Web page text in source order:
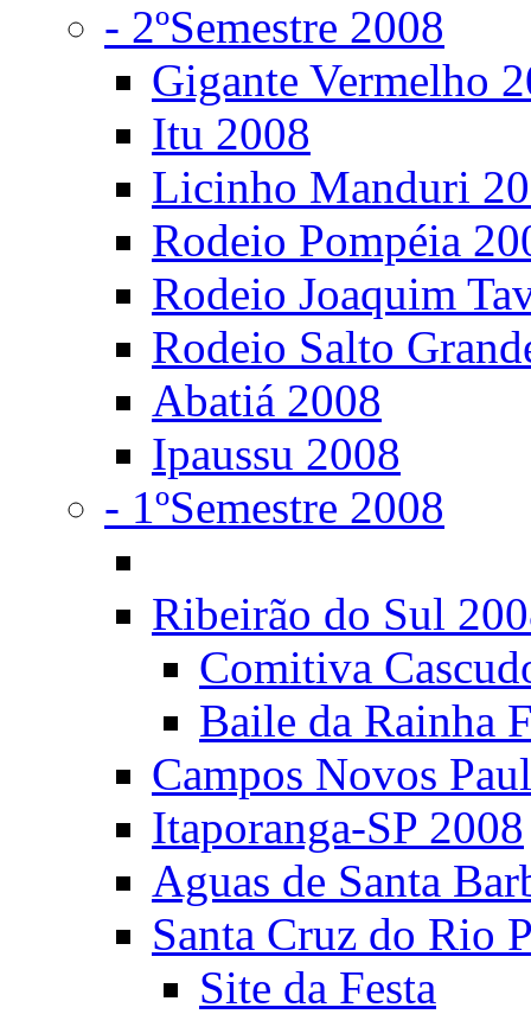
- 2ºSemestre 2008
Gigante Vermelho
Itu 2008
Licinho Manduri
Rodeio Pompéia
Rodeio Joaquim
Rodeio Salto
Abatiá 2008
Ipaussu 2008
- 1ºSemestre 2008
Ribeirão do Sul
Comitiva
Baile da Rainha
Campos Novos
Itaporanga-SP 2008
Aguas de Santa
Santa Cruz do Rio
Site da Festa